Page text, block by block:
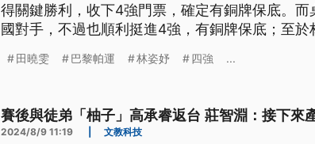
得關鍵勝利，收下4強門票，確定有銅牌保底。
國對手，不過也順利挺進4強，有銅牌保底；至於
田曉雯 巴黎帕運 林姿妤 四強 ...
賽後與徒弟「柚子」高承睿返台 莊智淵：接下來
2024/8/9 11:19 文教科技